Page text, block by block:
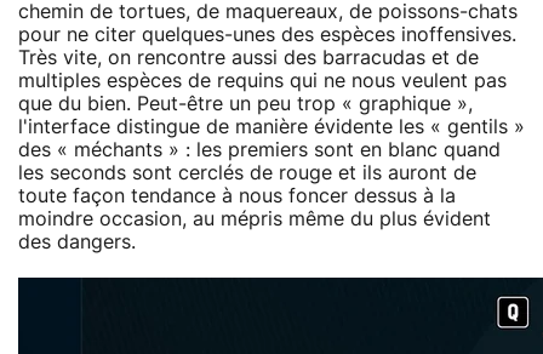
chemin de tortues, de maquereaux, de poissons-chats
pour ne citer quelques-unes des espèces inoffensives.
Très vite, on rencontre aussi des barracudas et de
multiples espèces de requins qui ne nous veulent pas
que du bien. Peut-être un peu trop « graphique »,
l'interface distingue de manière évidente les « gentils »
des « méchants » : les premiers sont en blanc quand
les seconds sont cerclés de rouge et ils auront de
toute façon tendance à nous foncer dessus à la
moindre occasion, au mépris même du plus évident
des dangers.